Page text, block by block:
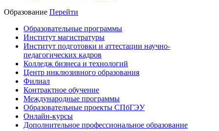
Образование Перейти
Образовательные программы
Институт магистратуры
Институт подготовки и аттестации научно-
педагогических кадров
Колледж бизнеса и технологий
Центр инклюзивного образования
Филиал
Контрактное обучение
Международные программы
Образовательные проекты СПбГЭУ
Онлайн-курсы
Дополнительное профессиональное образование